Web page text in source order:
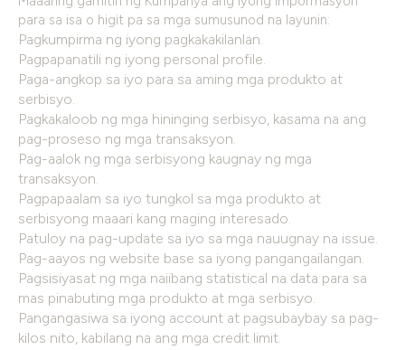
para sa isa o higit pa sa mga sumusunod na layunin:
Pagkumpirma ng iyong pagkakakilanlan.
Pagpapanatili ng iyong personal profile.
Paga-angkop sa iyo para sa aming mga produkto at
serbisyo.
Pagkakaloob ng mga hininging serbisyo, kasama na ang
pag-proseso ng mga transaksyon.
Pag-aalok ng mga serbisyong kaugnay ng mga
transaksyon.
Pagpapaalam sa iyo tungkol sa mga produkto at
serbisyong maaari kang maging interesado.
Patuloy na pag-update sa iyo sa mga nauugnay na issue.
Pag-aayos ng website base sa iyong pangangailangan.
Pagsisiyasat ng mga naiibang statistical na data para sa
mas pinabuting mga produkto at mga serbisyo.
Pangangasiwa sa iyong account at pagsubaybay sa pag-
kilos nito, kabilang na ang mga credit limit.